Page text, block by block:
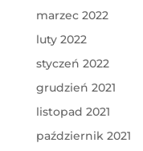
marzec 2022
luty 2022
styczeń 2022
grudzień 2021
listopad 2021
październik 2021